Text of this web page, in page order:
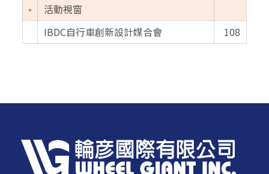
活動視窗
IBDC自行車創新設計媒合會
108